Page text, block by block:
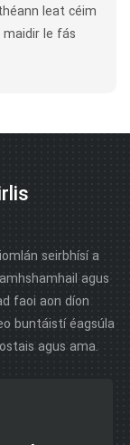
leat céim
le fás
seirbhísí a
agus
faoi aon díon
buntáistí éagsúla
agus ama.